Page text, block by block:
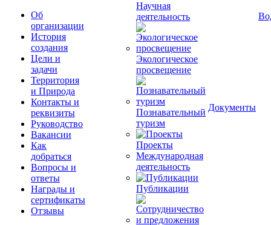
Об
организации
История
создания
Цели и
задачи
Территория
и Природа
Контакты и
реквизиты
Руководство
Вакансии
Как
добраться
Вопросы и
ответы
Награды и
сертификаты
Отзывы
Научная
деятельность
Экологическое
просвещение
Познавательный
туризм
Проекты
Международная
деятельность
Публикации
Документы